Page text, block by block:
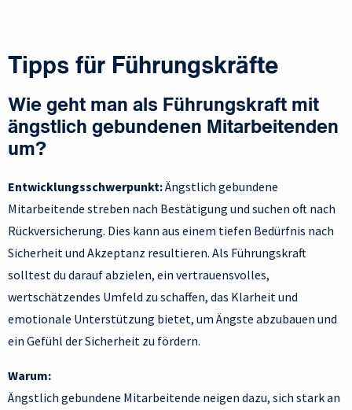
Tipps für Führungskräfte
Wie geht man als Führungskraft mit
ängstlich gebundenen Mitarbeitenden
um?
Entwicklungsschwerpunkt:Ängstlich gebundene
Mitarbeitende streben nach Bestätigung und suchen oft nach
Rückversicherung. Dies kann aus einem tiefen Bedürfnis nach
Sicherheit und Akzeptanz resultieren. Als Führungskraft
solltest du darauf abzielen, ein vertrauensvolles,
wertschätzendes Umfeld zu schaffen, das Klarheit und
emotionale Unterstützung bietet, um Ängste abzubauen und
ein Gefühl der Sicherheit zu fördern.
Warum:
Ängstlich gebundene Mitarbeitende neigen dazu, sich stark an